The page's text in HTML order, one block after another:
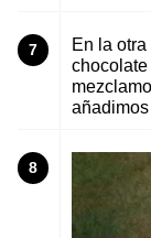
7
En la
8